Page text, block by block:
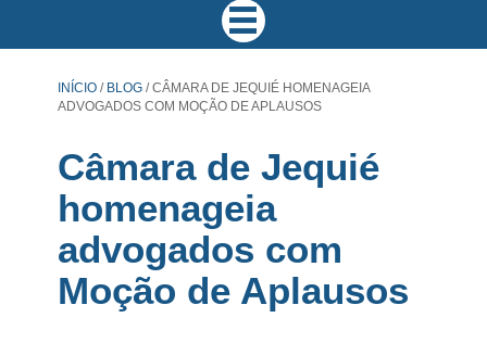
INÍCIO / BLOG /CÂMARA DE JEQUIÉ HOMENAGEIA
ADVOGADOS COM MOÇÃO DE APLAUSOS
Câmara de Jequié
homenageia
advogados com
Moção de Aplausos